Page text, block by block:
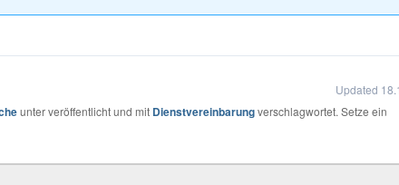
Updated
unter veröffentlicht und mit Dienstvereinbarungverschlagwortet. Setze ein